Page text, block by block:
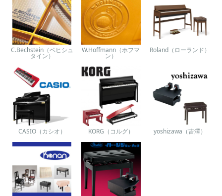
C.Bechstein（ベヒシュ
タイン）
W.Hoffmann（ホフマ
ン）
Roland（ローランド）
CASIO（カシオ） KORG（コルグ） yoshizawa（吉澤）